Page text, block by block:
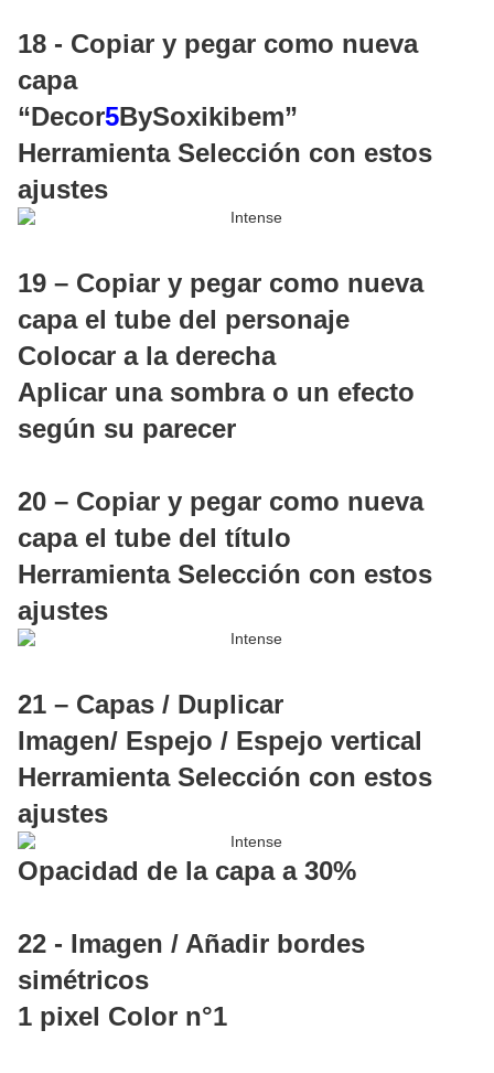
18 - Copiar y pegar como nueva
capa
“Decor5BySoxikibem”
Herramienta Selección con estos
ajustes
19 – Copiar y pegar como nueva
capa el tube del personaje
Colocar a la derecha
Aplicar una sombra o un efecto
según su parecer
20 – Copiar y pegar como nueva
capa el tube del título
Herramienta Selección con estos
ajustes
21 – Capas / Duplicar
Imagen/ Espejo / Espejo vertical
Herramienta Selección con estos
ajustes
Opacidad de la capa a 30%
22 - Imagen / Añadir bordes
simétricos
1 pixel Color n°1